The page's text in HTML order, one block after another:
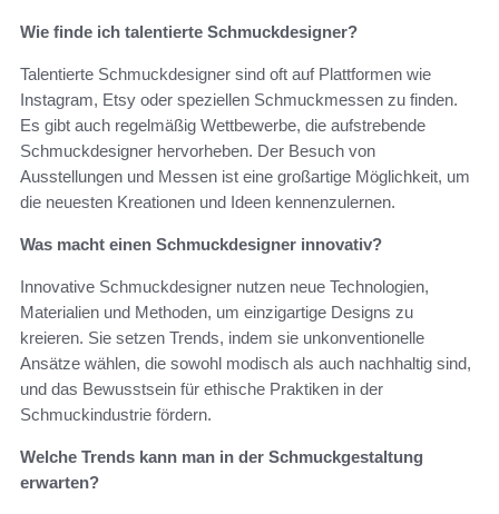
Wie finde ich talentierte Schmuckdesigner?
Talentierte Schmuckdesigner sind oft auf Plattformen wie
Instagram, Etsy oder speziellen Schmuckmessen zu finden.
Es gibt auch regelmäßig Wettbewerbe, die aufstrebende
Schmuckdesigner hervorheben. Der Besuch von
Ausstellungen und Messen ist eine großartige Möglichkeit, um
die neuesten Kreationen und Ideen kennenzulernen.
Was macht einen Schmuckdesigner innovativ?
Innovative Schmuckdesigner nutzen neue Technologien,
Materialien und Methoden, um einzigartige Designs zu
kreieren. Sie setzen Trends, indem sie unkonventionelle
Ansätze wählen, die sowohl modisch als auch nachhaltig sind,
und das Bewusstsein für ethische Praktiken in der
Schmuckindustrie fördern.
Welche Trends kann man in der Schmuckgestaltung
erwarten?